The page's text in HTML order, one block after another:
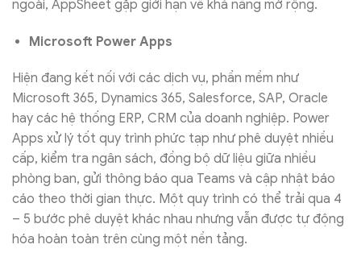
ngoài, AppSheet gặp giới hạn về khả năng mở rộng.
Microsoft Power Apps
Hiện đang kết nối với các dịch vụ, phần mềm như
Microsoft 365, Dynamics 365, Salesforce, SAP, Oracle
hay các hệ thống ERP, CRM của doanh nghiệp. Power
Apps xử lý tốt quy trình phức tạp như phê duyệt nhiều
cấp, kiểm tra ngân sách, đồng bộ dữ liệu giữa nhiều
phòng ban, gửi thông báo qua Teams và cập nhật báo
cáo theo thời gian thực. Một quy trình có thể trải qua 4
– 5 bước phê duyệt khác nhau nhưng vẫn được tự động
hóa hoàn toàn trên cùng một nền tảng.